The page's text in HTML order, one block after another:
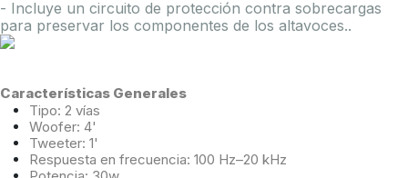
- Incluye un circuito de protección contra sobrecargas
para preservar los componentes de los altavoces..
Características Generales
Tipo: 2 vías
Woofer: 4'
Tweeter: 1'
Respuesta en frecuencia: 100 Hz–20 kHz